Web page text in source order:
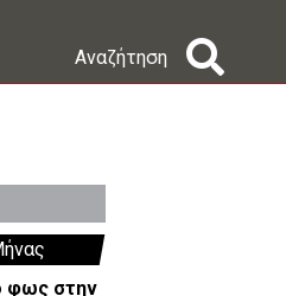
Αναζήτηση
φως στην